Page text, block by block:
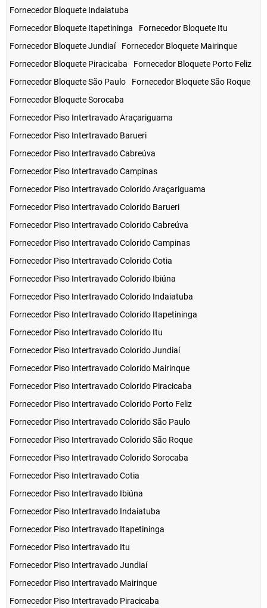
Fornecedor Bloquete Indaiatuba
Fornecedor Bloquete Itapetininga
Fornecedor Bloquete Itu
Fornecedor Bloquete Jundiaí
Fornecedor Bloquete Mairinque
Fornecedor Bloquete Piracicaba
Fornecedor Bloquete Porto Feliz
Fornecedor Bloquete São Paulo
Fornecedor Bloquete São Roque
Fornecedor Bloquete Sorocaba
Fornecedor Piso Intertravado Araçariguama
Fornecedor Piso Intertravado Barueri
Fornecedor Piso Intertravado Cabreúva
Fornecedor Piso Intertravado Campinas
Fornecedor Piso Intertravado Colorido Araçariguama
Fornecedor Piso Intertravado Colorido Barueri
Fornecedor Piso Intertravado Colorido Cabreúva
Fornecedor Piso Intertravado Colorido Campinas
Fornecedor Piso Intertravado Colorido Cotia
Fornecedor Piso Intertravado Colorido Ibiúna
Fornecedor Piso Intertravado Colorido Indaiatuba
Fornecedor Piso Intertravado Colorido Itapetininga
Fornecedor Piso Intertravado Colorido Itu
Fornecedor Piso Intertravado Colorido Jundiaí
Fornecedor Piso Intertravado Colorido Mairinque
Fornecedor Piso Intertravado Colorido Piracicaba
Fornecedor Piso Intertravado Colorido Porto Feliz
Fornecedor Piso Intertravado Colorido São Paulo
Fornecedor Piso Intertravado Colorido São Roque
Fornecedor Piso Intertravado Colorido Sorocaba
Fornecedor Piso Intertravado Cotia
Fornecedor Piso Intertravado Ibiúna
Fornecedor Piso Intertravado Indaiatuba
Fornecedor Piso Intertravado Itapetininga
Fornecedor Piso Intertravado Itu
Fornecedor Piso Intertravado Jundiaí
Fornecedor Piso Intertravado Mairinque
Fornecedor Piso Intertravado Piracicaba